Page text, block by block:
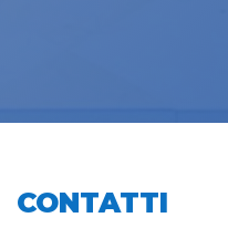
CONTATTI